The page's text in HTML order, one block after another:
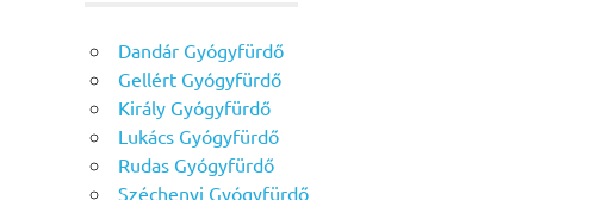
Dandár Gyógyfürdő
Gellért Gyógyfürdő
Király Gyógyfürdő
Lukács Gyógyfürdő
Rudas Gyógyfürdő
Széchenyi Gyógyfürdő